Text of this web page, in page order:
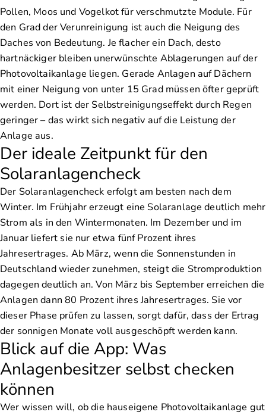
Pollen, Moos und Vogelkot für verschmutzte Module. Für
den Grad der Verunreinigung ist auch die Neigung des
Daches von Bedeutung. Je flacher ein Dach, desto
hartnäckiger bleiben unerwünschte Ablagerungen auf der
Photovoltaikanlage liegen. Gerade Anlagen auf Dächern
mit einer Neigung von unter 15 Grad müssen öfter geprüft
werden. Dort ist der Selbstreinigungseffekt durch Regen
geringer – das wirkt sich negativ auf die Leistung der
Anlage aus.
Der ideale Zeitpunkt für den
Solaranlagencheck
Der Solaranlagencheck erfolgt am besten nach dem
Winter. Im Frühjahr erzeugt eine Solaranlage deutlich mehr
Strom als in den Wintermonaten. Im Dezember und im
Januar liefert sie nur etwa fünf Prozent ihres
Jahresertrages. Ab März, wenn die Sonnenstunden in
Deutschland wieder zunehmen, steigt die Stromproduktion
dagegen deutlich an. Von März bis September erreichen die
Anlagen dann 80 Prozent ihres Jahresertrages. Sie vor
dieser Phase prüfen zu lassen, sorgt dafür, dass der Ertrag
der sonnigen Monate voll ausgeschöpft werden kann.
Blick auf die App: Was
Anlagenbesitzer selbst checken
können
Wer wissen will, ob die hauseigene Photovoltaikanlage gut